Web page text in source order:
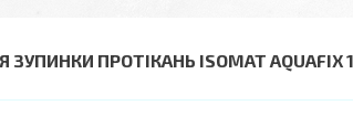
ПРОТІКАНЬ ISOMAT AQUAFIX